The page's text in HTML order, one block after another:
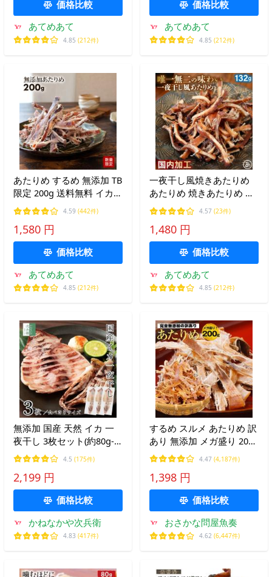
価格比較
あてめあて
4.85 (212件)
価格比較
あてめあて
4.85 (212件)
あたりめ するめ 無添加 TB
限定 200g 送料無料 イカ
素焼き 低カロリー 美味し
い 大容量 業務用 おつまみ
珍味 ギフト 晩酌 メール便
酒 ダイエット 爆買
4.59 (442件)
1,580 円
価格比較
あてめあて
4.85 (212件)
一夜干し風焼きあたりめ
あたりめ 焼きあたりめ す
るめ スルメ するめいか ス
ルメイカ いか するめジャ
ーキー 珍味 おつまみ 駄菓
子 酒の肴 噛むほどに旨い
4.57 (23件)
1,480 円
価格比較
あてめあて
4.85 (212件)
無添加 国産 天然 イカ 一
夜干し 3枚セット(約80g-
120g×3枚入) 冷凍 スルメ
イカ 烏賊 うす塩仕立て 軽
く炙って【C配送：冷凍】
4.5 (175件)
2,199 円
価格比較
かねなかや次兵衛
4.83 (417件)
するめ スルメ あたりめ 訳
あり 無添加 メガ盛り 200g
酒の肴 在宅 おつまみ 期間
限定ポイント3倍 母の日
父の日 敬老 中元 ギフト
4.47 (4,187件)
1,398 円
価格比較
おさかな問屋魚奏
4.62 (6,447件)